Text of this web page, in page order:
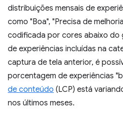
distribuições mensais de
como "Boa", "Precisa de
codificada por cores abaixo do
de experiências incluídas na
captura de tela anterior, é
porcentagem de experiências
de conteúdo (LCP) está
nos últimos meses.